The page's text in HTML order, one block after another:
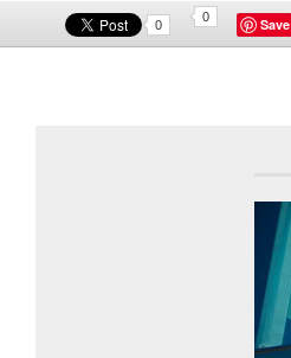
0
0 Save